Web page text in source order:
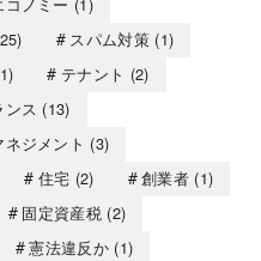
スパム対策(1)
テナント (2)
ンス (13)
ネジメント (3)
住宅 (2) 創業者 (1)
固定資産税(2)
憲法違反か(1)